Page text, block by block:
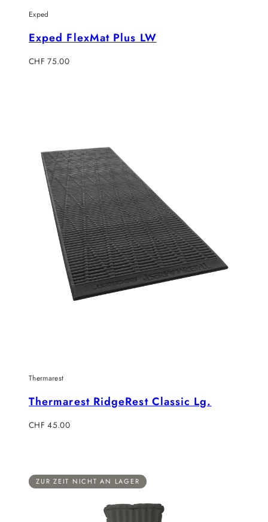
Exped
Exped FlexMat Plus LW
Regulärer
CHF 75.00
Thermarest
Thermarest RidgeRest Classic Lg.
Regulärer
CHF 45.00
ZUR ZEIT NICHT AN LAGER